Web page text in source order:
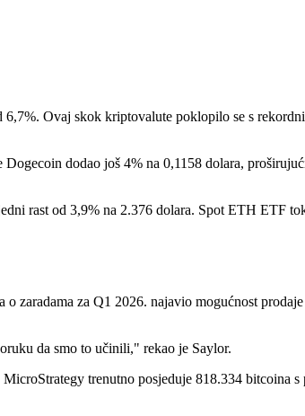
Ovaj skok kriptovalute poklopilo se s
dodao još 4% na 0,1158 dolara,
rast od 3,9% na 2.376 dolara. Spot ETH ETF
za Q1 2026. najavio mogućnost
da smo to učinili," rekao je Saylor.
trenutno posjeduje 818.334 bitcoina